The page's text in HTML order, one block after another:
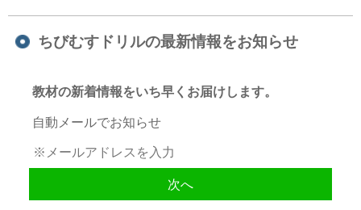
ちびむすドリルの最新情報をお知らせ
教材の新着情報をいち早くお届けします。
自動メールでお知らせ